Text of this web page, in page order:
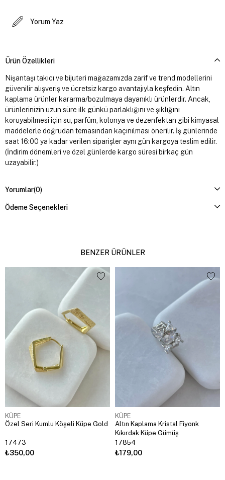
Yorum Yaz
Ürün Özellikleri
Nişantaşı takıcı ve bijuteri mağazamızda zarif ve trend modellerini
güvenilir alışveriş ve ücretsiz kargo avantajıyla keşfedin. Altın
kaplama ürünler kararma/bozulmaya dayanıklı ürünlerdir. Ancak,
ürünlerinizin uzun süre ilk günkü parlaklığını ve şıklığını
koruyabilmesi için su, parfüm, kolonya ve dezenfektan gibi kimyasal
maddelerle doğrudan temasından kaçınılması önerilir. İş günlerinde
saat 16:00 ya kadar verilen siparişler aynı gün kargoya teslim edilir.
(İndirim dönemleri ve özel günlerde kargo süresi birkaç gün
uzayabilir.)
Yorumlar(0)
Ödeme Seçenekleri
BENZER ÜRÜNLER
KÜPE
Özel Seri Kumlu Köşeli Küpe Gold
17473
₺350,00
KÜPE
Altın Kaplama Kristal Fiyonk
Kıkırdak Küpe Gümüş
17854
₺179,00